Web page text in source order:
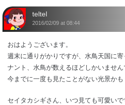
teltel
2016/02/09 at 08:44
おはようございます。
週末に通りがかりですが、水鳥天国に
ナント、水鳥が数えるほどしかいません
今までに一度も見たことがない光景かも
セイタカシギさん、いつ見ても可愛いで